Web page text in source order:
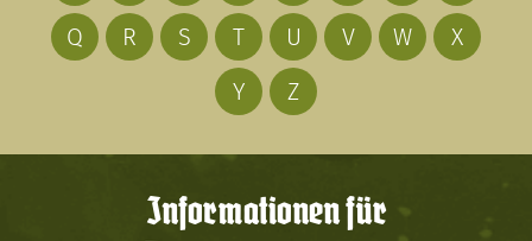
Q
R S T U V W
X
Y
Z
Informationen für